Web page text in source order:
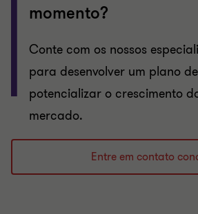
momento?
Conte com os nossos
para desenvolver um plano
potencializar o crescimento
mercado.
Entre em contato